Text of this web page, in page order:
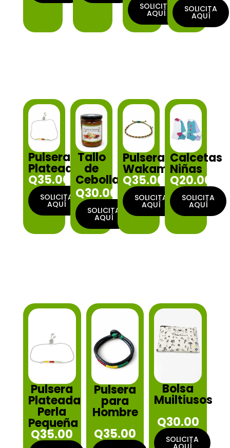
SOLICITA
AQUÍ SOLICITA
AQUÍ
Pulsera
Plateada
Q35.00
SOLICITA
AQUÍ
Tallo
de
Cebolla
Q30.00
SOLICITA
AQUÍ
Pulsera
Wakami
Q35.00
SOLICITA
AQUÍ
Calcetas
Niñas
Q20.00
SOLICITA
AQUÍ
Pulsera
Plateada
Perla
Pequeña
Q35.00
Pulsera
para
Hombre
Q35.00
Bolsa
Muiltiusos
Q30.00
SOLICITA